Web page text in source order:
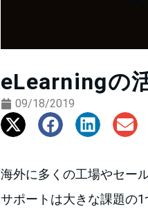
eLearningの
09/18/2019
海外に多くの工場やセー
サポートは大きな課題の